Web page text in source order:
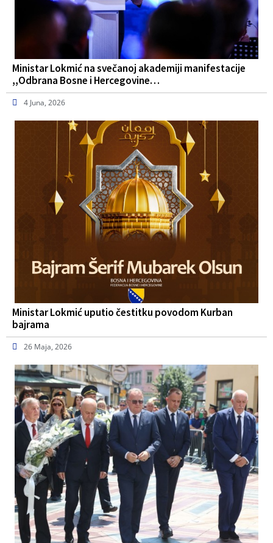
Ministar Lokmić na svečanoj akademiji manifestacije
,,Odbrana Bosne i Hercegovine…
4 Juna, 2026
Ministar Lokmić uputio čestitku povodom Kurban
bajrama
26 Maja, 2026